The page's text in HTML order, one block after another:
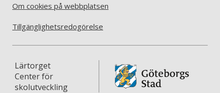
Om cookies på webbplatsen
Tillgänglighetsredogörelse
Lärtorget
Center för
skolutveckling